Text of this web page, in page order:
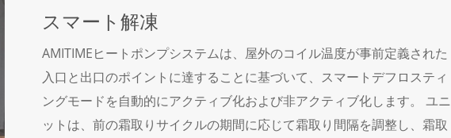
スマート解凍
AMITIMEヒートポンプシステムは、屋外のコイル温度が事前定義された
入口と出口のポイントに達することに基づいて、スマートデフロスティ
ングモードを自動的にアクティブ化および非アクティブ化します。 ユニ
ットは、前の霜取りサイクルの期間に応じて霜取り間隔を調整し、霜取